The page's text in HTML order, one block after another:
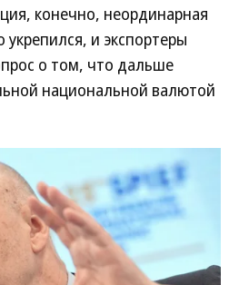
конечно, неординарная
и экспортеры
о том, что дальше
национальной валютой